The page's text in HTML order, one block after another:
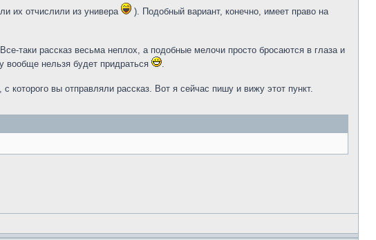
их отчислили из универа
). Подобный вариант, конечно, имеет право на
таки рассказ весьма неплох, а подобные мелочи просто бросаются в глаза и
нельзя будет придраться
.
вы отправляли рассказ. Вот я сейчас пишу и вижу этот пункт.